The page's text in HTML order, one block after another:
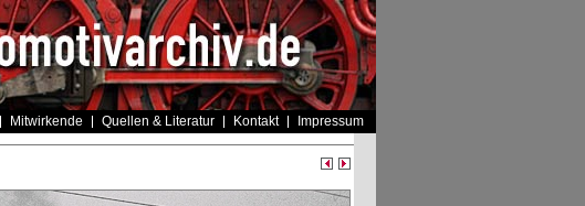
Mitwirkende Quellen & Literatur Kontakt Impressum